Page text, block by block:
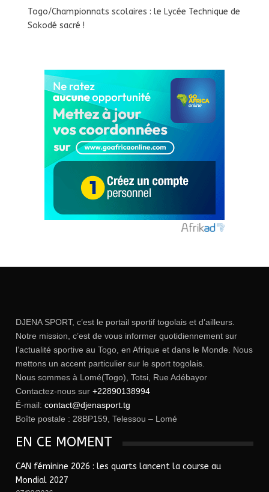
Togo/Championnats scolaires : le Lycée Technique de
Sokodé sacré !
DJENA SPORT, c’est le portail sportif togolais et d’ailleurs.
Notre mission, c’est de vous informer quotidiennement sur
l’actualité sportive au Togo, en Afrique et dans le Monde. Nous
mettons un accent particulier sur le sport togolais.
Nous sommes à Lomé(Togo), Totsi, Rue Adébayor
Contactez-nous sur +22890138994
É-mail: contact@djenasport.tg
Boîte postale : 28BP159, Telessou – Lomé
EN CE MOMENT
CAN féminine 2026 : les quarts lancent la course au
Mondial 2027